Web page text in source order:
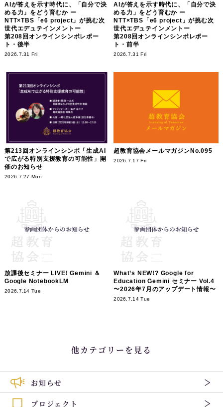
AIが答えを示す時代に、「自分で決
める力」をどう育むか ー
NTT×TBS「e6 project」が挑む次
世代エデュテインメントー
第208回オンラインシンポレポー
ト・後半
2026.7.31 Fri
AIが答えを示す時代に、「自分で決
める力」をどう育むか ー
NTT×TBS「e6 project」が挑む次
世代エデュテインメントー
第208回オンラインシンポレポー
ト・前半
2026.7.31 Fri
第213回オンラインシンポ「生成AI
で広がる特別支援教育の可能性」開
催のお知らせ
2026.7.27 Mon
超教育協会メールマガジンNo.095
2026.7.17 Fri
放課後セミナー LIVE! Gemini ＆
Google NotebookLM
2026.7.14 Tue
What’s NEW!? Google for
Education Gemini セミナー Vol.4
〜2026年7月のアップデート情報〜
2026.7.14 Tue
他カテゴリーを見る
お知らせ
プロジェクト